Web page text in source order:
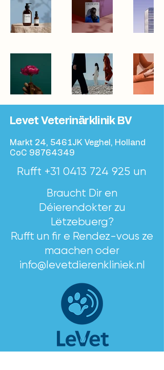
Levet Veterinärklinik BV
Markt 24, 5461JK Veghel, Holland
CoC 98764349
Rufft +31 0413 724 925 un
Braucht Dir en
Déierendokter zu
Lëtzebuerg?
Rufft un fir e Rendez-vous ze
maachen oder
info@levetdierenkliniek.nl